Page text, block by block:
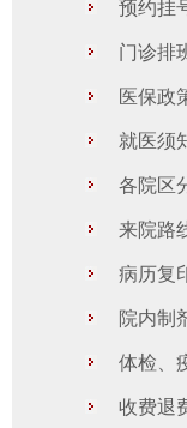
预约挂
门诊排
医保政
就医须
各院区
来院路
病历复
院内制
体检、
收费退